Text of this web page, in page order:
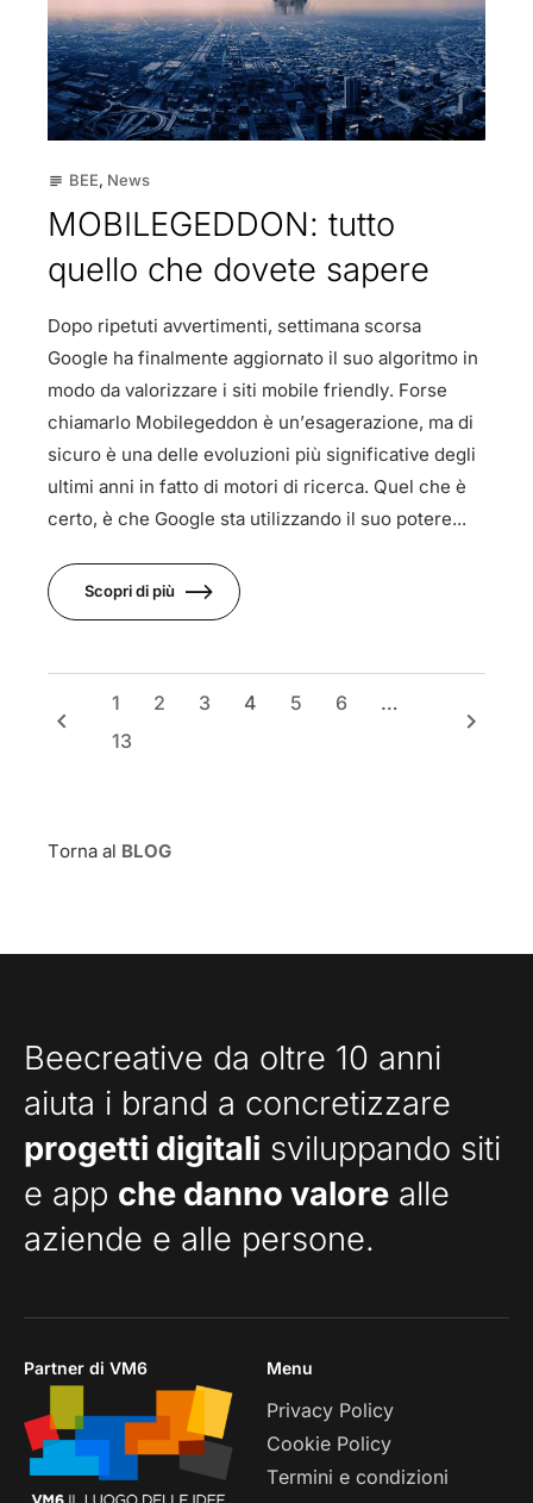
subject BEE, News
MOBILEGEDDON: tutto
quello che dovete sapere
Dopo ripetuti avvertimenti, settimana scorsa
Google ha finalmente aggiornato il suo algoritmo in
modo da valorizzare i siti mobile friendly. Forse
chiamarlo Mobilegeddon è un’esagerazione, ma di
sicuro è una delle evoluzioni più significative degli
ultimi anni in fatto di motori di ricerca. Quel che è
certo, è che Google sta utilizzando il suo potere...
Scopri di più
keyboard_arrow_left
1 2 3 4 5 6
…
13
keyboard_arrow_right
Torna al BLOG
Beecreative da oltre 10 anni
aiuta i brand a concretizzare
progetti digitali sviluppando siti
e app che danno valore alle
aziende e alle persone.
Partner di VM6 Menu
Privacy Policy
Cookie Policy
Termini e condizioni